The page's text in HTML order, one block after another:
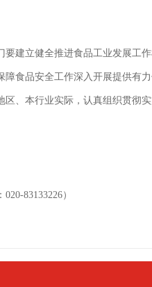
立健全推进食品工业发展工作
障食品安全工作深入开展提供有
本行业实际，认真组织贯彻实
83133226）